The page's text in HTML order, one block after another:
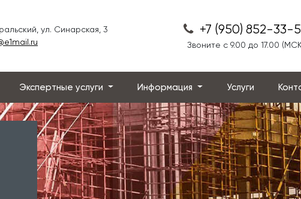
ул. Синарская, 3
+7 (950) 852-33-
Звоните с 9.00 до 17.00
Экспертные услуги Информация Услуги